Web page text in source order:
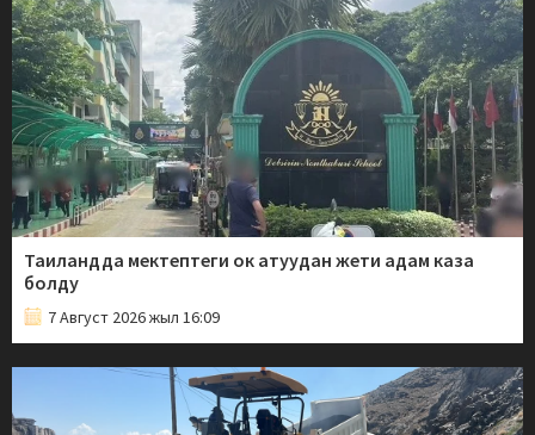
Таиландда мектептеги ок атуудан жети адам каза
болду
7 Август 2026 жыл 16:09